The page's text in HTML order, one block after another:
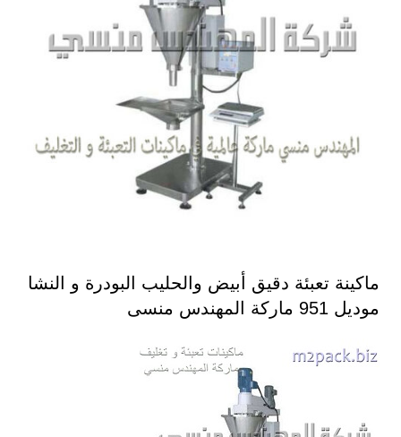
ماكينة تعبئة دقيق أبيض والحليب البودرة و النشا
موديل 951 ماركة المهندس منسى